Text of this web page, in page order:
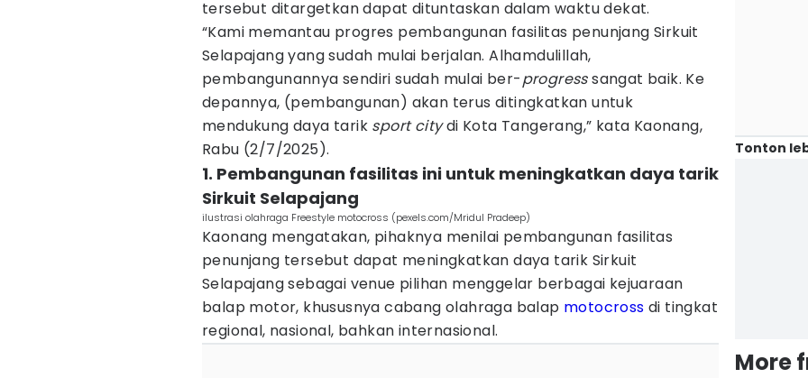
tersebut ditargetkan dapat dituntaskan dalam waktu dekat.
“Kami memantau progres pembangunan fasilitas penunjang Sirkuit
Selapajang yang sudah mulai berjalan. Alhamdulillah,
pembangunannya sendiri sudah mulai ber-progresssangat baik. Ke
depannya, (pembangunan) akan terus ditingkatkan untuk
mendukung daya tarik sport citydi Kota Tangerang,” kata Kaonang,
Rabu (2/7/2025).
1. Pembangunan fasilitas ini untuk meningkatkan daya tarik
Sirkuit Selapajang
ilustrasi olahraga Freestyle motocross (pexels.com/Mridul Pradeep)
Kaonang mengatakan, pihaknya menilai pembangunan fasilitas
penunjang tersebut dapat meningkatkan daya tarik Sirkuit
Selapajang sebagai venue pilihan menggelar berbagai kejuaraan
balap motor, khususnya cabang olahraga balap motocross di tingkat
regional, nasional, bahkan internasional.
Tonton
More